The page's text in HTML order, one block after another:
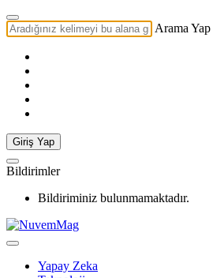
Arama Yap
Giriş Yap
Bildirimler
Bildiriminiz bulunmamaktadır.
Yapay Zeka